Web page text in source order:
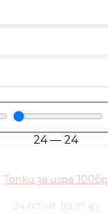
24— 24
Топки за игра 100бр
24,00 лв. (12.27 €)